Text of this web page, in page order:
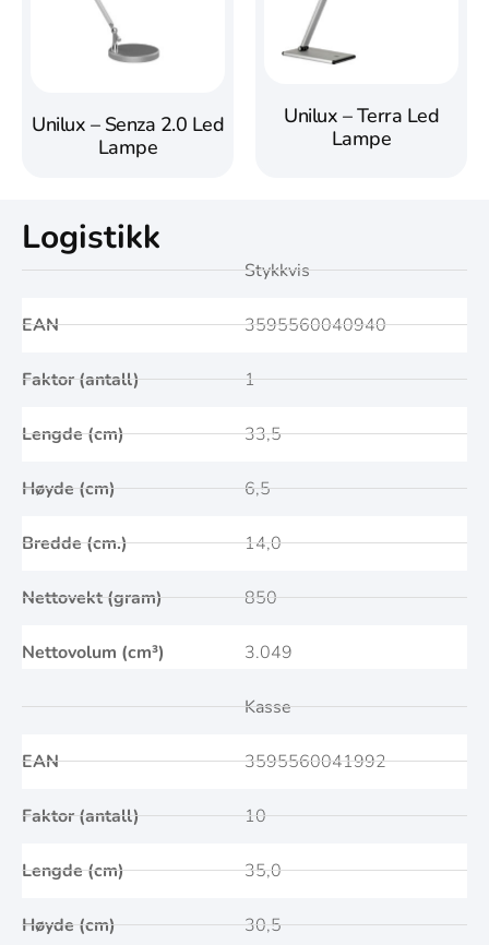
Unilux – Senza 2.0 Led
Lampe
Unilux – Terra Led
Lampe
Logistikk
EAN
Faktor (antall)
Lengde (cm)
Høyde (cm)
Bredde (cm.)
Nettovekt (gram)
Nettovolum (cm³)
Stykkvis
3595560040940
1
33,5
6,5
14,0
850
3.049
EAN
Faktor (antall)
Lengde (cm)
Høyde (cm)
Kasse
3595560041992
10
35,0
30,5